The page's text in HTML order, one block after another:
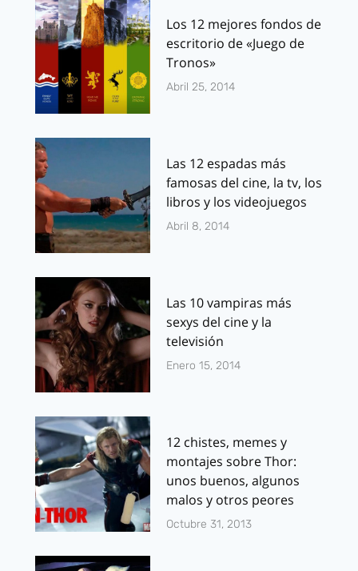
Los 12 mejores fondos de
escritorio de «Juego de
Tronos»
Abril 25, 2014
Las 12 espadas más
famosas del cine, la tv, los
libros y los videojuegos
Abril 8, 2014
Las 10 vampiras más
sexys del cine y la
televisión
Enero 15, 2014
12 chistes, memes y
montajes sobre Thor:
unos buenos, algunos
malos y otros peores
Octubre 31, 2013